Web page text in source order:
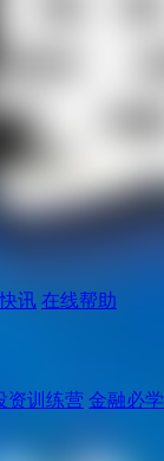
讯 在线帮助
资训练营 金融必学